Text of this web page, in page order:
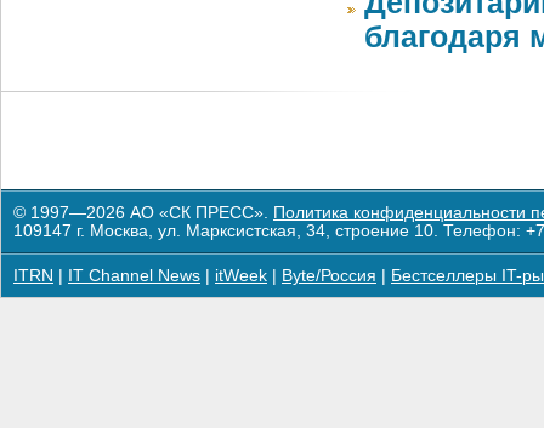
благодаря
© 1997—2026 АО «СК ПРЕСС». Политика конфиденциальности
109147 г. Москва, ул. Марксистская, 34, строение 10. Телефон:
ITRN IT Channel News itWeek Byte/Россия Бестселлеры IT-